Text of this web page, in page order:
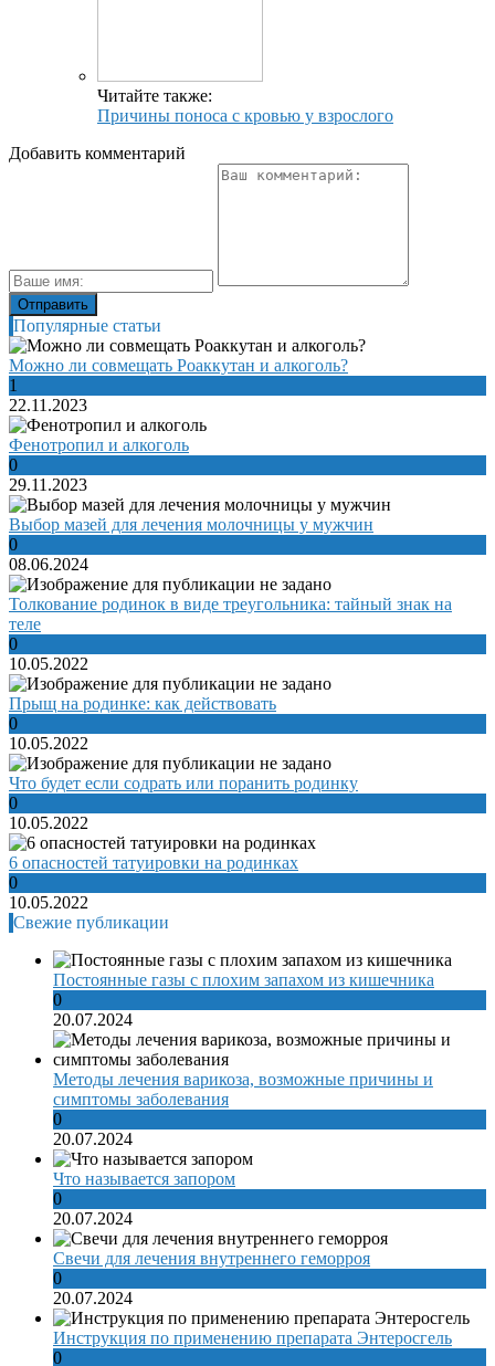
Читайте также:
Причины поноса с кровью у взрослого
Добавить комментарий
Популярные статьи
Можно ли совмещать Роаккутан и алкоголь?
1
22.11.2023
Фенотропил и алкоголь
0
29.11.2023
Выбор мазей для лечения молочницы у мужчин
0
08.06.2024
Толкование родинок в виде треугольника: тайный знак на
теле
0
10.05.2022
Прыщ на родинке: как действовать
0
10.05.2022
Что будет если содрать или поранить родинку
0
10.05.2022
6 опасностей татуировки на родинках
0
10.05.2022
Свежие публикации
Постоянные газы с плохим запахом из кишечника
0
20.07.2024
Методы лечения варикоза, возможные причины и
симптомы заболевания
0
20.07.2024
Что называется запором
0
20.07.2024
Свечи для лечения внутреннего геморроя
0
20.07.2024
Инструкция по применению препарата Энтеросгель
0